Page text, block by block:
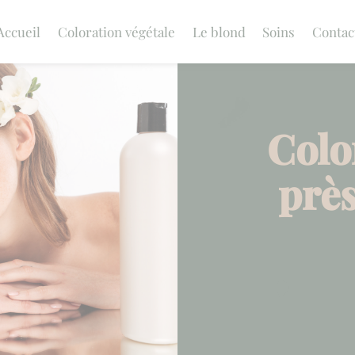
Coloration végétale Le blond Soins